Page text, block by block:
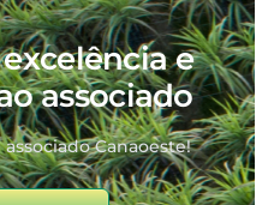
e
associado
Canaoeste!